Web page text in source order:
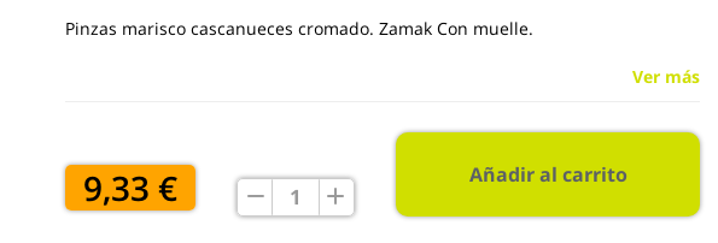
Pinzas marisco cascanueces cromado. Zamak Con muelle.
Ver más
9,33 € Añadir al carrito